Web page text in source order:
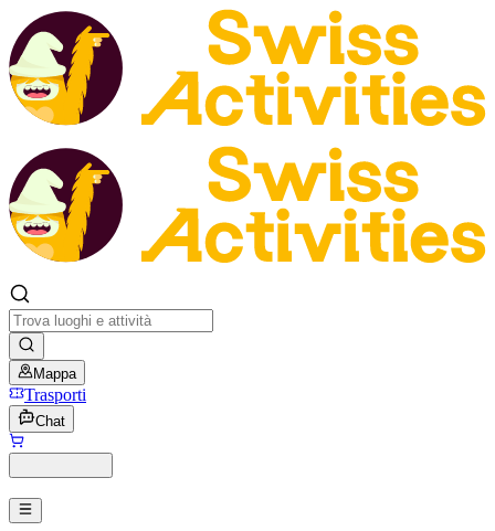
Mappa
Trasporti
Chat